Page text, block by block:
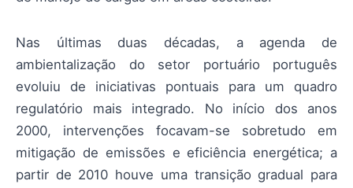
Nas últimas duas décadas, a agenda de
ambientalização do setor portuário português
evoluiu de iniciativas pontuais para um quadro
regulatório mais integrado. No início dos anos
2000, intervenções focavam-se sobretudo em
mitigação de emissões e eficiência energética; a
partir de 2010 houve uma transição gradual para